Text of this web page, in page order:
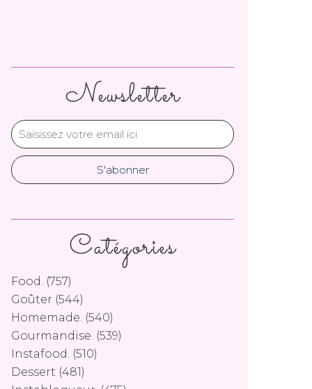
Newsletter
Catégories
Food. (757)
Goûter (544)
Homemade. (540)
Gourmandise. (539)
Instafood. (510)
Dessert (481)